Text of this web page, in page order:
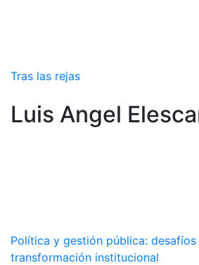
Tras las rejas
Luis Angel
Política y gestión pública: desafíos
transformación institucional